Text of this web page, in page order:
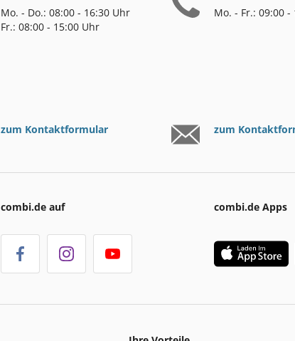
Mo. - Do.: 08:00 - 16:30 Uhr
Fr.: 08:00 - 15:00 Uhr
zum Kontaktformular
Mo. - Fr.: 09:00 -
zum
combi.de auf combi.de Apps